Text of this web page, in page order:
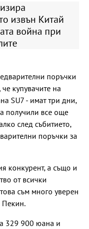
извън Китай
война при
поръчки
купувачите на
SU7 - имат три дни,
получили все още
след събитието,
поръчки за
конкурент, а също и
от всички
съм много уверен
Пекин.
329 900 юана и